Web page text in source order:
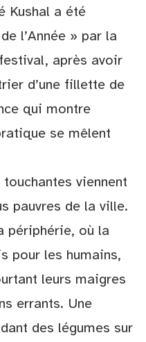
Kushal a été
l’Année » par la
après avoir
d’une fillette de
qui montre
se mêlent
viennent
pauvres de la ville.
périphérie, où la
pour les humains,
leurs maigres
errants. Une
des légumes sur